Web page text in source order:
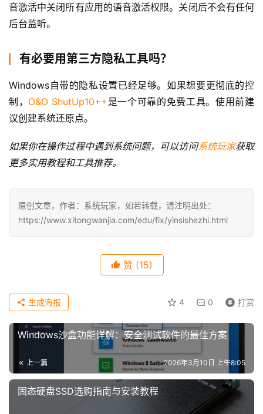
音激活中关闭所有应用的语音激活权限。关闭后不会有任何
后台监听。
有必要用第三方隐私工具吗？
Windows自带的隐私设置已经足够。如果想要更彻底的控
制， O&O ShutUp10++ 是一个可靠的免费工具。使用前建
议创建系统还原点。
如果你在操作过程中遇到系统问题，可以访问系统玩家获取
更多实用教程和工具推荐。
原创文章，作者：系统玩家，如若转载，请注明出处：
https://www.xitongwanjia.com/edu/fix/yinsishezhi.html
赞 (15)
4 0 打赏
生成海报
Windows沙盒功能详解：安全测试软件的最佳方案
上一篇 2026年3月10日 上午8:05
固态硬盘SSD选购指南与安装教程